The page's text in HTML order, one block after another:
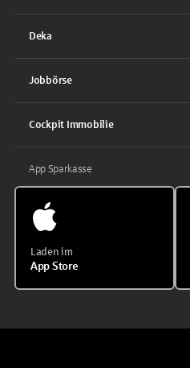
Deka
Jobbörse
Cockpit Immobilie
App Sparkasse
Laden im
App Store